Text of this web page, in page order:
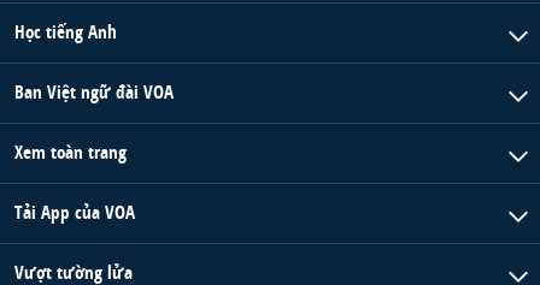
Học tiếng Anh
Ban Việt ngữ đài VOA
Xem toàn trang
Tải App của VOA
Vượt tường lửa